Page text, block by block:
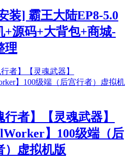
装] 霸王大陆EP8-5.0
+源码+大背包+商城-
理
行者】【灵魂武器】
】100级端（后
）虚拟机版